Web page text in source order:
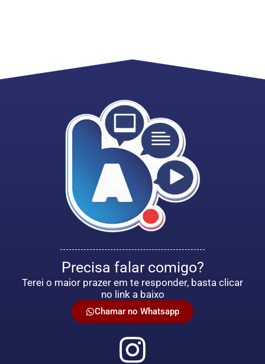
Precisa falar comigo?
Terei o maior prazer em te responder, basta clicar
no link a baixo
Chamar no Whatsapp